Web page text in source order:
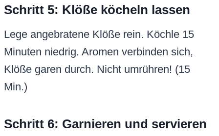
Schritt 5: Klöße köcheln lassen
Lege angebratene Klöße rein. Köchle 15
Minuten niedrig. Aromen verbinden sich,
Klöße garen durch. Nicht umrühren! (15
Min.)
Schritt 6: Garnieren und servieren